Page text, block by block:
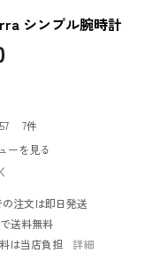
シンプル腕時計
7
ーを見る
注文は即日発送
送料無料
は当店負担
詳細